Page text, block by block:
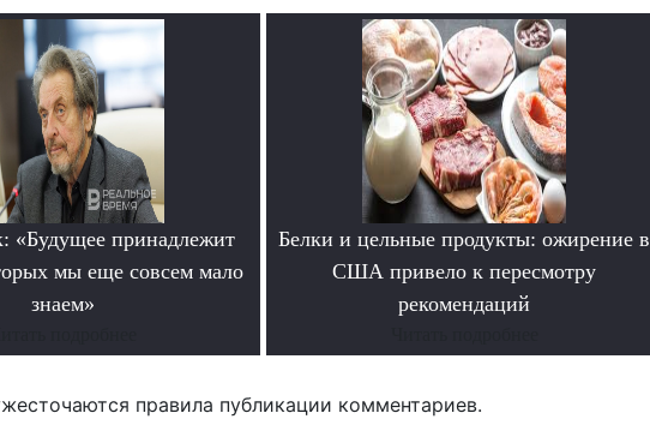
«Будущее принадлежит
мы еще совсем мало
знаем»
Белки и цельные продукты: ожирение в
США привело к пересмотру
рекомендаций
правила публикации комментариев.